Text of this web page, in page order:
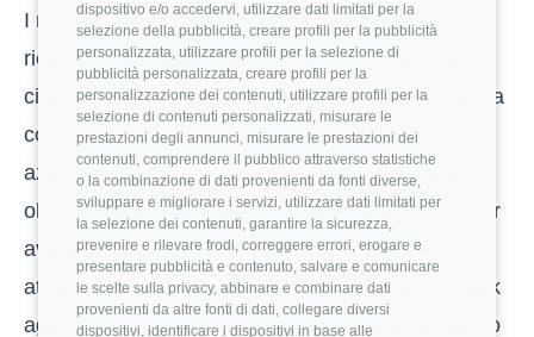
dispositivo e/o accedervi, utilizzare dati limitati per la
selezione della pubblicità, creare profili per la pubblicità
personalizzata, utilizzare profili per la selezione di
pubblicità personalizzata, creare profili per la
personalizzazione dei contenuti, utilizzare profili per la
selezione di contenuti personalizzati, misurare le
prestazioni degli annunci, misurare le prestazioni dei
contenuti, comprendere il pubblico attraverso statistiche
o la combinazione di dati provenienti da fonti diverse,
sviluppare e migliorare i servizi, utilizzare dati limitati per
la selezione dei contenuti, garantire la sicurezza,
prevenire e rilevare frodi, correggere errori, erogare e
presentare pubblicità e contenuto, salvare e comunicare
le scelte sulla privacy, abbinare e combinare dati
provenienti da altre fonti di dati, collegare diversi
dispositivi, identificare i dispositivi in base alle
I nuovi poli tecnologici sembrano essere più
ricettivi verso questi cambiamenti culturali. Nelle
città universitarie di medie dimensioni, la vicinanza
con i centri di ricerca favorisce una cultura
aziendale meno gerarchica e più orientata agli
obiettivi rispetto alle grandi corporate storiche. Per
avere una visione d’insieme delle retribuzioni
attuali, ilReport Stipendi 2025offre un benchmark
aggiornato essenziale per chiunque stia valutando